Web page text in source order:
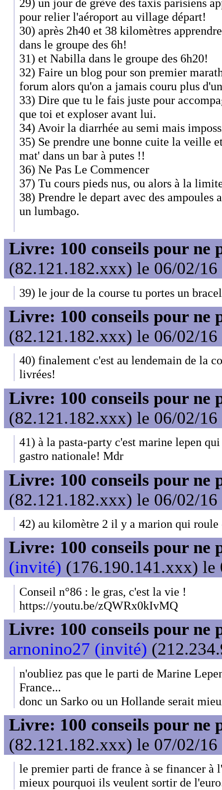
29) un jour de grève des taxis parisiens
pour relier l'aéroport au village départ!
30) après 2h40 et 38 kilomètres
dans le groupe des 6h!
31) et Nabilla dans le groupe des 6h20!
32) Faire un blog pour son premier
forum alors qu'on a jamais couru plus
33) Dire que tu le fais juste pour
que toi et exploser avant lui.
34) Avoir la diarrhée au semi mais
35) Se prendre une bonne cuite la veille
mat' dans un bar à putes !!
36) Ne Pas Le Commencer
37) Tu cours pieds nus, ou alors à la
38) Prendre le depart avec des ampoules
un lumbago.
Livre: 100 conseils pour ne
(82.121.182.xxx) le 06/02/16
39) le jour de la course tu portes un
Livre: 100 conseils pour ne
(82.121.182.xxx) le 06/02/16
40) finalement c'est au lendemain de la
livrées!
Livre: 100 conseils pour ne
(82.121.182.xxx) le 06/02/16
41) à la pasta-party c'est marine lepen
gastro nationale! Mdr
Livre: 100 conseils pour ne
(82.121.182.xxx) le 06/02/16
42) au kilomètre 2 il y a marion qui
Livre: 100 conseils pour ne
(invité) (176.190.141.xxx) le
Conseil n°86 : le gras, c'est la vie !
https://youtu.be/zQWRx0kIvMQ
Livre: 100 conseils pour ne
arnonino27 (invité)
n'oubliez pas que le parti de Marine
France...
donc un Sarko ou un Hollande serait
Livre: 100 conseils pour ne
(82.121.182.xxx) le 07/02/16
le premier parti de france à se financer à
mieux pourquoi ils veulent sortir de